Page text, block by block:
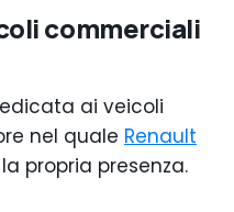
commerciali
ai veicoli
nel quale Renault
propria presenza.